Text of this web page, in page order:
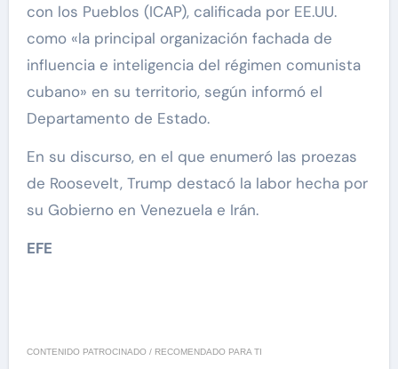
con los Pueblos (ICAP), calificada por EE.UU.
como «la principal organización fachada de
influencia e inteligencia del régimen comunista
cubano» en su territorio, según informó el
Departamento de Estado.
En su discurso, en el que enumeró las proezas
de Roosevelt, Trump destacó la labor hecha por
su Gobierno en Venezuela e Irán.
EFE
CONTENIDO PATROCINADO / RECOMENDADO PARA TI